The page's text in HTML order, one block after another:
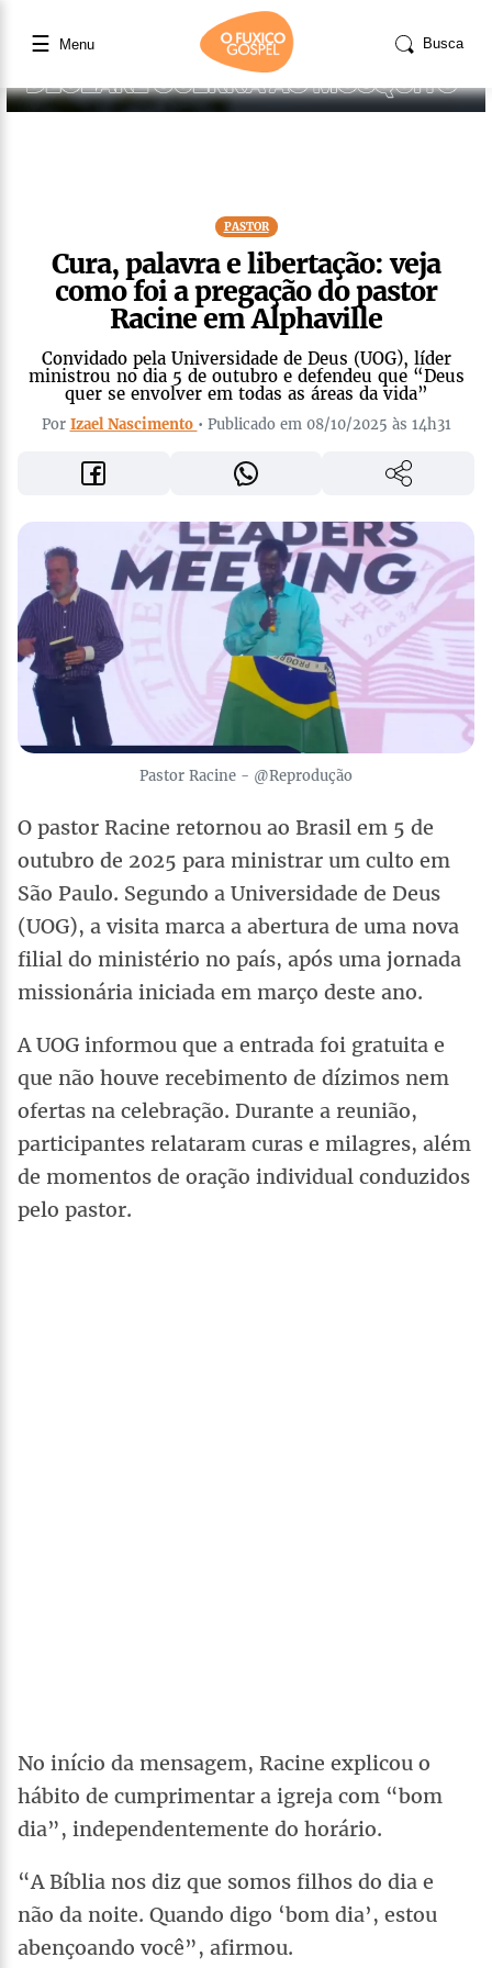
☰ Menu Busca
PASTOR
Cura, palavra e libertação: veja
como foi a pregação do pastor
Racine em Alphaville
Convidado pela Universidade de Deus (UOG), líder
ministrou no dia 5 de outubro e defendeu que “Deus
quer se envolver em todas as áreas da vida”
Por Izael Nascimento • Publicado em 08/10/2025 às 14h31
Pastor Racine - @Reprodução
O pastor Racine retornou ao Brasil em 5 de
outubro de 2025 para ministrar um culto em
São Paulo. Segundo a Universidade de Deus
(UOG), a visita marca a abertura de uma nova
filial do ministério no país, após uma jornada
missionária iniciada em março deste ano.
A UOG informou que a entrada foi gratuita e
que não houve recebimento de dízimos nem
ofertas na celebração. Durante a reunião,
participantes relataram curas e milagres, além
de momentos de oração individual conduzidos
pelo pastor.
No início da mensagem, Racine explicou o
hábito de cumprimentar a igreja com “bom
dia”, independentemente do horário.
“A Bíblia nos diz que somos filhos do dia e
não da noite. Quando digo ‘bom dia’, estou
abençoando você”, afirmou.